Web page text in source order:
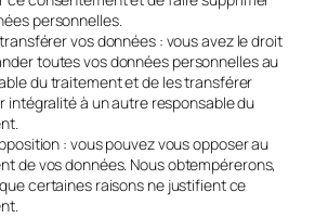
personnelles.
vos données : vous avez le droit
toutes vos données personnelles au
du traitement et de les transférer
intégralité à un autre responsable du
: vous pouvez vous opposer au
de vos données. Nous obtempérerons,
certaines raisons ne justifient ce